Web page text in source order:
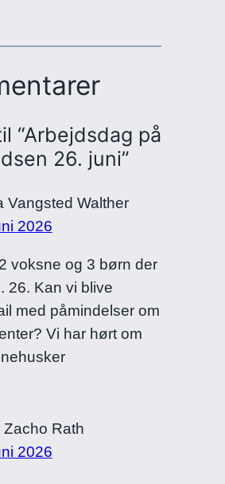
“Arbejdsdag på
26. juni”
Vangsted Walther
2026
voksne og 3 børn der
26. Kan vi blive
med påmindelser om
Vi har hørt om
Zacho Rath
2026